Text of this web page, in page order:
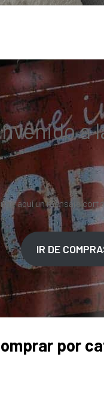
a
aquí un mensaje
IR DE
por